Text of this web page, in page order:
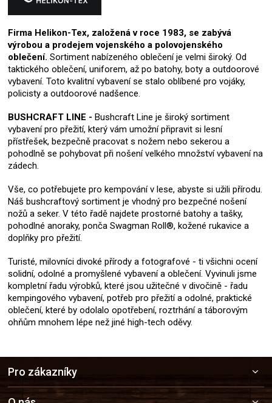
Firma Helikon-Tex, založená v roce 1983, se zabývá
výrobou a prodejem vojenského a polovojenského
oblečení. Sortiment nabízeného oblečení je velmi široký. Od
taktického oblečení, uniforem, až po batohy, boty a outdoorové
vybavení. Toto kvalitní vybavení se stalo oblíbené pro vojáky,
policisty a outdoorové nadšence.
BUSHCRAFT LINE - Bushcraft Line je široký sortiment
vybavení pro přežití, který vám umožní připravit si lesní
přístřešek, bezpečně pracovat s nožem nebo sekerou a
pohodlně se pohybovat při nošení velkého množství vybavení na
zádech.
Vše, co potřebujete pro kempování v lese, abyste si užili přírodu.
Náš bushcraftový sortiment je vhodný pro bezpečné nošení
nožů a seker. V této řadě najdete prostorné batohy a tašky,
pohodlné anoraky, ponča Swagman Roll®, kožené rukavice a
doplňky pro přežití.
Turisté, milovníci divoké přírody a fotografové - ti všichni ocení
solidní, odolné a promyšlené vybavení a oblečení. Vyvinuli jsme
kompletní řadu výrobků, které jsou užitečné v divočině - řadu
kempingového vybavení, potřeb pro přežití a odolné, praktické
oblečení, které by odolalo opotřebení, roztrhání a táborovým
ohňům mnohem lépe než jiné high-tech oděvy.
Pro zákazníky